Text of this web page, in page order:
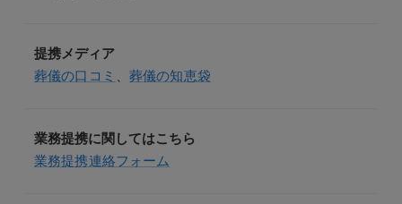
提携メディア
葬儀の口コミ 、葬儀の知恵袋
業務提携に関してはこちら
業務提携連絡フォーム